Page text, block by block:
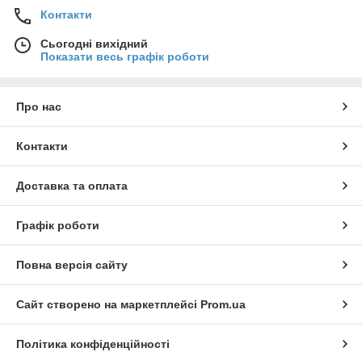
Контакти
Сьогодні вихідний
Показати весь графік роботи
Про нас
Контакти
Доставка та оплата
Графік роботи
Повна версія сайту
Сайт створено на маркетплейсі Prom.ua
Політика конфіденційності